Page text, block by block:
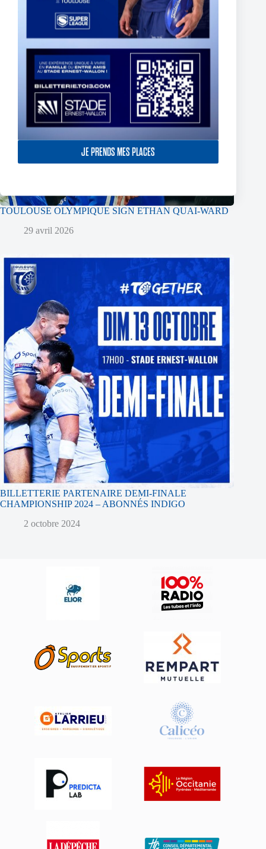
JE PRENDS MES PLACES
TOULOUSE OLYMPIQUE SIGN ETHAN QUAI-WARD
29 avril 2026
BILLETTERIE PARTENAIRE DEMI-FINALE
CHAMPIONSHIP 2024 – ABONNÉS INDIGO
2 octobre 2024